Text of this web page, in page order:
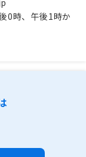
0時、午後1時か